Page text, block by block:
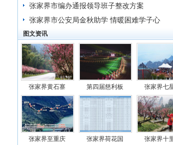
张家界市编办通报领导班子整改方案
张家界市公安局金秋助学 情暖困难学子心
图文资讯
张家界黄石寨 第四届慈利板 张家界七
张家界至重庆 张家界荷花国 张家界十